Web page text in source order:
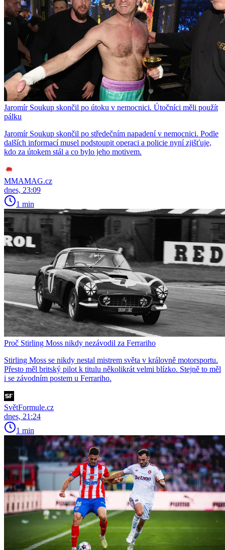
Jaromír Soukup skončil po útoku v nemocnici. Útočníci měli použít
pálku
Jaromír Soukup skončil po středečním napadení v nemocnici. Podle
dalších informací musel podstoupit operaci a policie nyní zjišťuje,
kdo za útokem stál a co bylo jeho motivem.
MMAMAG.cz
dnes, 23:09
1 min
Proč Stirling Moss nikdy nezávodil za Ferrariho
Stirling Moss se nikdy nestal mistrem světa v královně motorsportu.
Přesto měl britský pilot k titulu několikrát velmi blízko. Stejně to měl
i se závodním postem u Ferrariho.
SvětFormule.cz
dnes, 21:24
1 min